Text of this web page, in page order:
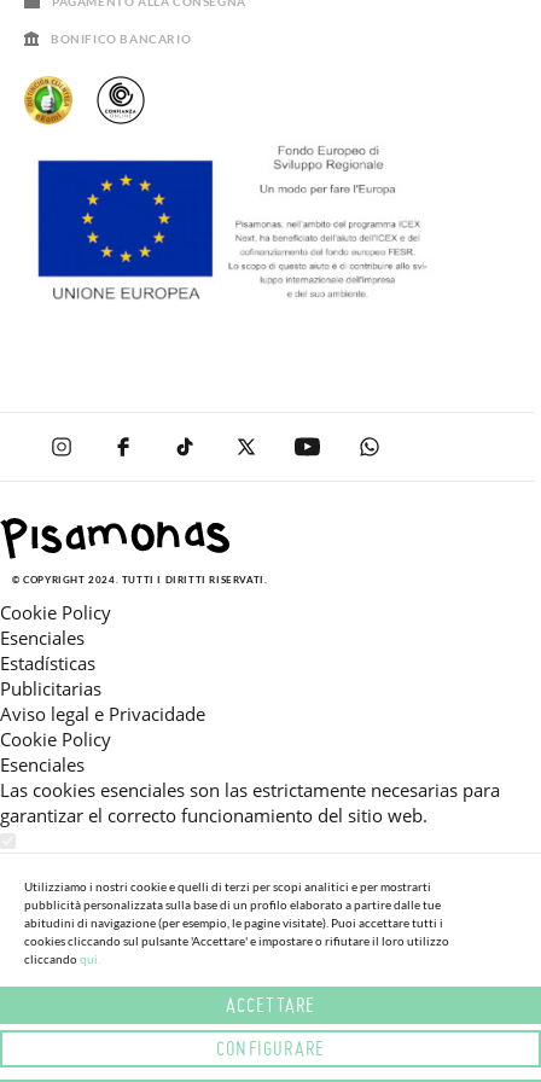
BONIFICO BANCARIO
© COPYRIGHT 2024. TUTTI I DIRITTI RISERVATI.
Cookie Policy
Esenciales
Estadísticas
Publicitarias
Aviso legal e Privacidade
Cookie Policy
Esenciales
Las cookies esenciales son las estrictamente necesarias para
garantizar el correcto funcionamiento del sitio web.
Estas cookies nos permiten ofrecerle una experiencia en el sitio
adaptada a su navegación (recomendaciones de producto
personalizadas, énfasis en categorías frecuentemente
consultadas, etc).Al activar esta cookie, nos ayuda a mejorar aún
más su experiencia.
Publicitarias
Estas cookies permiten a nuestros socios publicitarios enviarle
Utilizziamo i nostri cookie e quelli di terzi per scopi analitici e per mostrarti
pubblicità personalizzata sulla base di un profilo elaborato a partire dalle tue
abitudini di navigazione (per esempio, le pagine visitate). Puoi accettare tutti i
cookies cliccando sul pulsante 'Accettare' e impostare o rifiutare il loro utilizzo
cliccandoqui.
ACCETTARE
CONFIGURARE